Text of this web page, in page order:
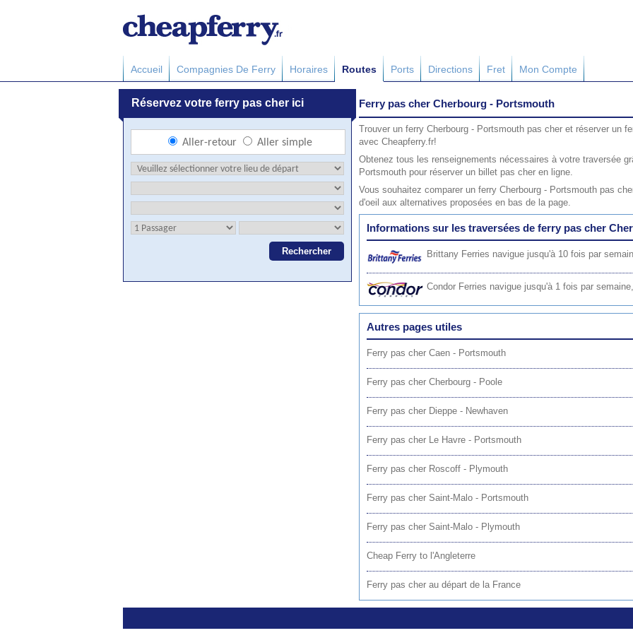
Accueil Compagnies De Ferry Horaires Routes Ports Directions Fret Mon Compte
Ferry pas cher Cherbourg - Portsmouth
Trouver un ferry Cherbourg - Portsmouth pas cher et réserver un
avec Cheapferry.fr!
Obtenez tous les renseignements nécessaires à votre traversée
Portsmouth pour réserver un billet pas cher en ligne.
Vous souhaitez comparer un ferry Cherbourg - Portsmouth pas
d'oeil aux alternatives proposées en bas de la page.
Informations sur les traversées de ferry pas cher
Brittany Ferries navigue jusqu'à 10 fois par
Condor Ferries navigue jusqu'à 1 fois par
Autres pages utiles
Ferry pas cher Caen - Portsmouth
Ferry pas cher Cherbourg - Poole
Ferry pas cher Dieppe - Newhaven
Ferry pas cher Le Havre - Portsmouth
Ferry pas cher Roscoff - Plymouth
Ferry pas cher Saint-Malo - Portsmouth
Ferry pas cher Saint-Malo - Plymouth
Cheap Ferry to l'Angleterre
Ferry pas cher au départ de la France